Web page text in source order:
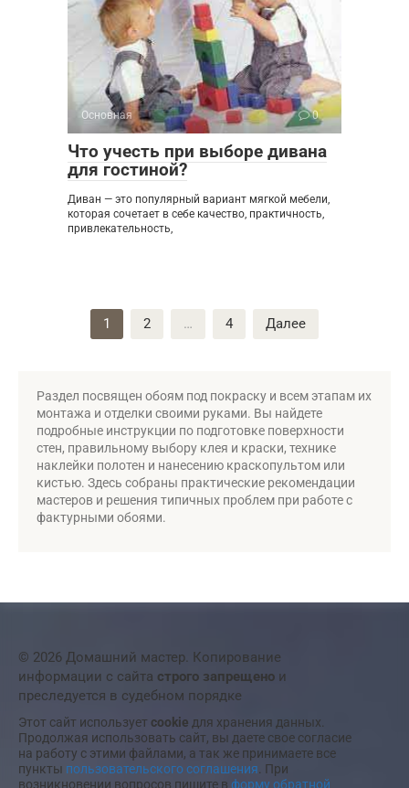
Основная 0
Что учесть при выборе дивана
для гостиной?
Диван — это популярный вариант мягкой мебели,
которая сочетает в себе качество, практичность,
привлекательность,
1 2 … 4 Далее
Раздел посвящен обоям под покраску и всем этапам их
монтажа и отделки своими руками. Вы найдете
подробные инструкции по подготовке поверхности
стен, правильному выбору клея и краски, технике
наклейки полотен и нанесению краскопультом или
кистью. Здесь собраны практические рекомендации
мастеров и решения типичных проблем при работе с
фактурными обоями.
© 2026 Домашний мастер. Копирование
информации с сайта строго запрещено и
преследуется в судебном порядке
Этот сайт использует cookie для хранения данных.
Продолжая использовать сайт, вы даете свое согласие
на работу с этими файлами, а так же принимаете все
пункты пользовательского соглашения. При
возникновении вопросов пишите в форму обратной